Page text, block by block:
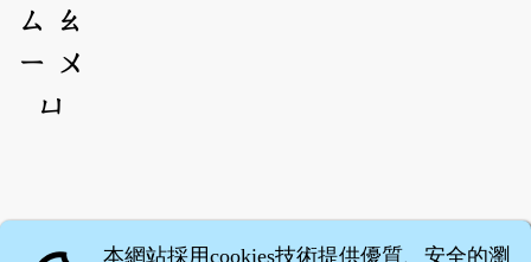
ㄙ
ㄠ
ㄧ ㄨ
ㄩ
本網站採用cookies技術提供優質、安全的瀏